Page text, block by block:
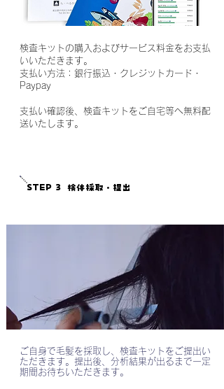
検査キットの購入およびサービス料金をお支払
いいただきます。
支払い方法：銀行振込・クレジットカード・
Paypay
支払い確認後、検査キットをご自宅等へ無料配
送いたします。
STEP 3 ​検体採取・提出
ご自身で毛髪を採取し、検査キットをご提出い
ただきます。提出後、分析結果が出るまで一定
期間お待ちいただきます。